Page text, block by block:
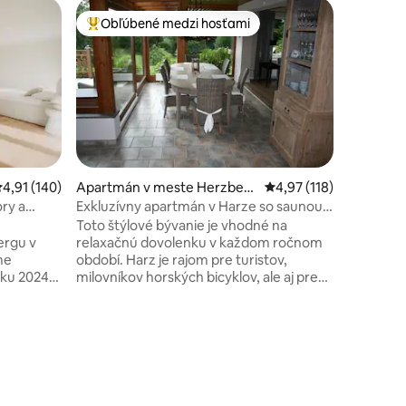
733ohodnotenie 4,91 z 5, počet hodnotení: 140
4,91 (140)
a
v
2024
Najobľúbenejšie medzi hosťami
Obľúbené medzi hosťami
Apartmán v meste Herzberg
am Harz
Priemerné
4,97 (118)
Exkluzívny apartmán v Harze so saunou a
zimnou záhradou
Toto štýlové bývanie je vhodné na
relaxačnú dovolenku v každom ročnom
období. Harz je rajom pre turistov,
milovníkov horských bicyklov, ale aj pre